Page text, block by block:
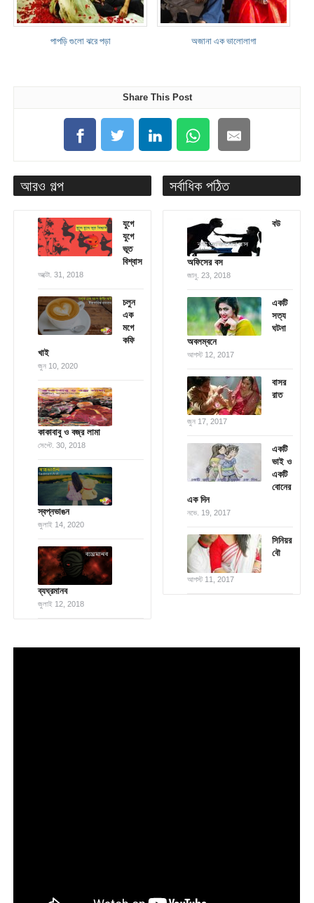
পাপড়ি গুলো ঝরে পড়া অজানা এক ভালোলাগা
Share This Post
আরও গল্প
যুগে
যুগে
ভূত
বিশ্বাস
অক্টো. 31, 2018
চলুন
এক
মগে
কফি
খাই
জুন 10, 2020
কাকাবাবু ও বজ্র লামা
সেপ্টে. 30, 2018
স্বপ্নভাঙন
জুলাই 14, 2020
ব্যঘ্রমানব
জুলাই 12, 2018
সর্বাধিক পঠিত
বউ
অফিসের বস
জানু. 23, 2018
একটি
সত্য
ঘটনা
অবলম্বনে
আগস্ট 12, 2017
বাসর
রাত
জুন 17, 2017
একটি
ভাই ও
একটি
বোনের
এক দিন
নভে. 19, 2017
সিনিয়র
বৌ
আগস্ট 11, 2017